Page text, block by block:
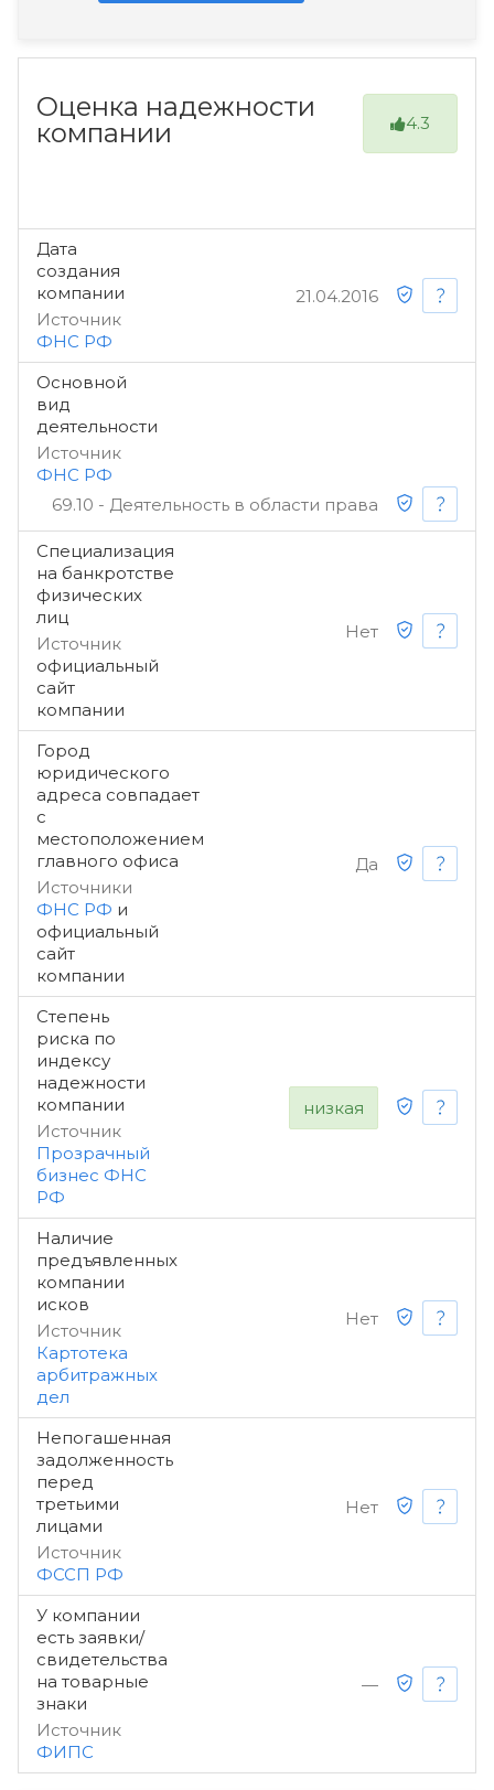
Оценка надежности
компании
4.3
Дата
создания
компании
Источник
ФНС РФ
21.04.2016
Основной
вид
деятельности
Источник
ФНС РФ
69.10 - Деятельность в области права
Специализация
на банкротстве
физических
лиц
Источник
официальный
сайт
компании
Нет
Город
юридического
адреса совпадает
с
местоположением
главного офиса
Источники
ФНС РФ и
официальный
сайт
компании
Да
Степень
риска по
индексу
надежности
компании
Источник
Прозрачный
бизнес ФНС
РФ
низкая
Наличие
предъявленных
компании
исков
Источник
Картотека
арбитражных
дел
Нет
Непогашенная
задолженность
перед
третьими
лицами
Источник
ФССП РФ
Нет
У компании
есть заявки/
свидетельства
на товарные
знаки
Источник
ФИПС
—